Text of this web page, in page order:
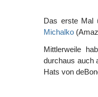
Das erste Mal
Michalko
Mittlerweile
durchaus auch
Hats von